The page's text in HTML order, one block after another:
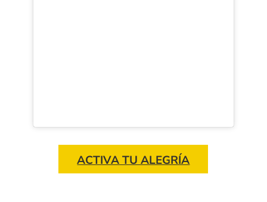
ACTIVA TU ALEGRÍA